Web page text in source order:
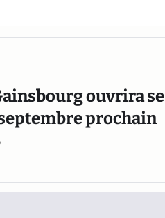
ouvrira
prochain